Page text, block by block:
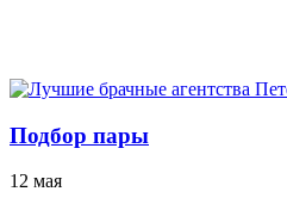
Подбор пары
12 мая